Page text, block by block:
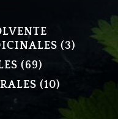
33
6969
PRODUCTOS
1010